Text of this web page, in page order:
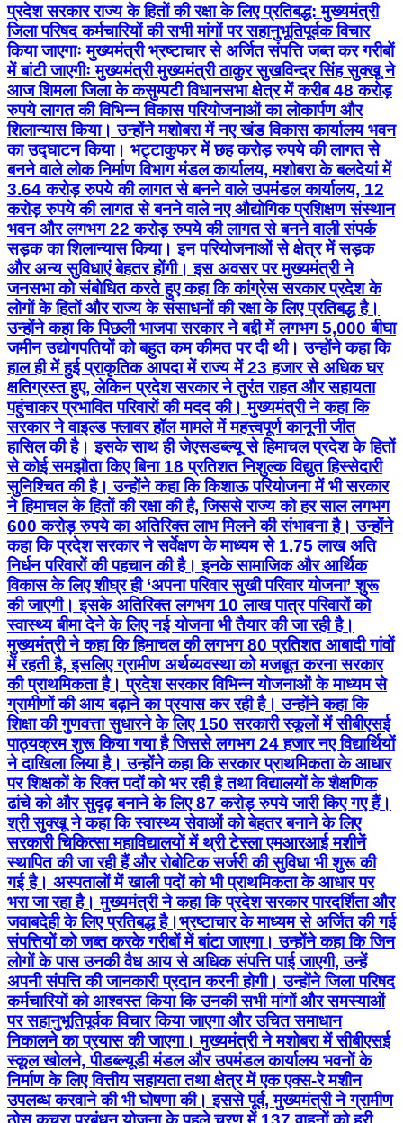
प्रदेश सरकार राज्य के हितों की रक्षा के लिए प्रतिबद्ध: मुख्यमंत्री
जिला परिषद कर्मचारियों की सभी मांगों पर सहानुभूतिपूर्वक विचार
किया जाएगाः मुख्यमंत्री भ्रष्टाचार से अर्जित संपत्ति जब्त कर गरीबों
में बांटी जाएगीः मुख्यमंत्री मुख्यमंत्री ठाकुर सुखविन्द्र सिंह सुक्खू ने
आज शिमला जिला के कसुम्पटी विधानसभा क्षेत्र में करीब 48 करोड़
रुपये लागत की विभिन्न विकास परियोजनाओं का लोकार्पण और
शिलान्यास किया। उन्होंने मशोबरा में नए खंड विकास कार्यालय भवन
का उद्घाटन किया। भट्टाकुफर में छह करोड़ रुपये की लागत से
बनने वाले लोक निर्माण विभाग मंडल कार्यालय, मशोबरा के बलदेयां में
3.64 करोड़ रुपये की लागत से बनने वाले उपमंडल कार्यालय, 12
करोड़ रुपये की लागत से बनने वाले नए औद्योगिक प्रशिक्षण संस्थान
भवन और लगभग 22 करोड़ रुपये की लागत से बनने वाली संपर्क
सड़क का शिलान्यास किया। इन परियोजनाओं से क्षेत्र में सड़क
और अन्य सुविधाएं बेहतर होंगी। इस अवसर पर मुख्यमंत्री ने
जनसभा को संबोधित करते हुए कहा कि कांग्रेस सरकार प्रदेश के
लोगों के हितों और राज्य के संसाधनों की रक्षा के लिए प्रतिबद्ध है।
उन्होंने कहा कि पिछली भाजपा सरकार ने बद्दी में लगभग 5,000 बीघा
जमीन उद्योगपतियों को बहुत कम कीमत पर दी थी। उन्होंने कहा कि
हाल ही में हुई प्राकृतिक आपदा में राज्य में 23 हजार से अधिक घर
क्षतिग्रस्त हुए, लेकिन प्रदेश सरकार ने तुरंत राहत और सहायता
पहुंचाकर प्रभावित परिवारों की मदद की। मुख्यमंत्री ने कहा कि
सरकार ने वाइल्ड फ्लावर हॉल मामले में महत्त्वपूर्ण कानूनी जीत
हासिल की है। इसके साथ ही जेएसडब्ल्यू से हिमाचल प्रदेश के हितों
से कोई समझौता किए बिना 18 प्रतिशत निशुल्क विद्युत हिस्सेदारी
सुनिश्चित की है। उन्होंने कहा कि किशाऊ परियोजना में भी सरकार
ने हिमाचल के हितों की रक्षा की है, जिससे राज्य को हर साल लगभग
600 करोड़ रुपये का अतिरिक्त लाभ मिलने की संभावना है। उन्होंने
कहा कि प्रदेश सरकार ने सर्वेक्षण के माध्यम से 1.75 लाख अति
निर्धन परिवारों की पहचान की है। इनके सामाजिक और आर्थिक
विकास के लिए शीघ्र ही ‘अपना परिवार सुखी परिवार योजना’ शुरू
की जाएगी। इसके अतिरिक्त लगभग 10 लाख पात्र परिवारों को
स्वास्थ्य बीमा देने के लिए नई योजना भी तैयार की जा रही है।
मुख्यमंत्री ने कहा कि हिमाचल की लगभग 80 प्रतिशत आबादी गांवों
में रहती है, इसलिए ग्रामीण अर्थव्यवस्था को मजबूत करना सरकार
की प्राथमिकता है। प्रदेश सरकार विभिन्न योजनाओं के माध्यम से
ग्रामीणों की आय बढ़ाने का प्रयास कर रही है। उन्होंने कहा कि
शिक्षा की गुणवत्ता सुधारने के लिए 150 सरकारी स्कूलों में सीबीएसई
पाठ्यक्रम शुरू किया गया है जिससे लगभग 24 हजार नए विद्यार्थियों
ने दाखिला लिया है। उन्होंने कहा कि सरकार प्राथमिकता के आधार
पर शिक्षकों के रिक्त पदों को भर रही है तथा विद्यालयों के शैक्षणिक
ढांचे को और सुदृढ़ बनाने के लिए 87 करोड़ रुपये जारी किए गए हैं।
श्री सुक्खू ने कहा कि स्वास्थ्य सेवाओं को बेहतर बनाने के लिए
सरकारी चिकित्सा महाविद्यालयों में थ्री टेस्ला एमआरआई मशीनें
स्थापित की जा रही हैं और रोबोटिक सर्जरी की सुविधा भी शुरू की
गई है। अस्पतालों में खाली पदों को भी प्राथमिकता के आधार पर
भरा जा रहा है। मुख्यमंत्री ने कहा कि प्रदेश सरकार पारदर्शिता और
जवाबदेही के लिए प्रतिबद्ध है।भ्रष्टाचार के माध्यम से अर्जित की गई
संपत्तियों को जब्त करके गरीबों में बांटा जाएगा। उन्होंने कहा कि जिन
लोगों के पास उनकी वैध आय से अधिक संपत्ति पाई जाएगी, उन्हें
अपनी संपत्ति की जानकारी प्रदान करनी होगी। उन्होंने जिला परिषद
कर्मचारियों को आश्वस्त किया कि उनकी सभी मांगों और समस्याओं
पर सहानुभूतिपूर्वक विचार किया जाएगा और उचित समाधान
निकालने का प्रयास की जाएगा। मुख्यमंत्री ने मशोबरा में सीबीएसई
स्कूल खोलने, पीडब्ल्यूडी मंडल और उपमंडल कार्यालय भवनों के
निर्माण के लिए वित्तीय सहायता तथा क्षेत्र में एक एक्स-रे मशीन
उपलब्ध करवाने की भी घोषणा की। इससे पूर्व, मुख्यमंत्री ने ग्रामीण